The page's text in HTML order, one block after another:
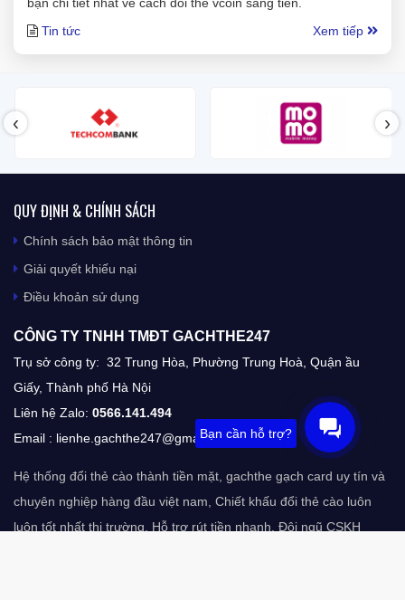
Tin tức
Xem tiếp
‹ ›
QUY ĐỊNH & CHÍNH SÁCH
Chính sách bảo mật thông tin
Giải quyết khiếu nại
Điều khoản sử dụng
CÔNG TY TNHH TMĐT GACHTHE247​
Trụ sở công ty: 32 Trung Hòa, Phường Trung Hoà, Quận ầu
Giấy, Thành phố Hà Nội
Liên hệ Zalo: 0566.141.494
Email : lienhe.gachthe247@gmail.com
Hệ thống đổi thẻ cào thành tiền mặt , gachthe gạch card uy tín và
chuyên nghiệp hàng đầu việt nam, Chiết khấu đổi thẻ cào luôn
luôn tốt nhất thị trường, Hỗ trợ rút tiền nhanh, Đội ngũ CSKH
Bạn cần hỗ trợ?